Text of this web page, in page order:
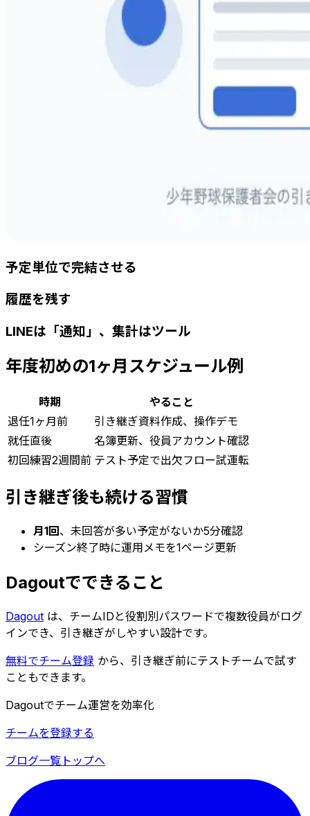
予定単位で完結させる
履歴を残す
LINEは「通知」、集計はツール
年度初めの1ヶ月スケジュール例
時期
やること
退任1ヶ月前
引き継ぎ資料作成、操作デモ
就任直後
名簿更新、役員アカウント確認
初回練習2週間前 テスト予定で出欠フロー試運転
引き継ぎ後も続ける習慣
月1回 、未回答が多い予定がないか5分確認
シーズン終了時に運用メモを1ページ更新
Dagoutでできること
Dagout は、チームIDと役割別パスワードで複数役員がログ
インでき、引き継ぎがしやすい設計です。
無料でチーム登録 から、引き継ぎ前にテストチームで試す
こともできます。
Dagoutでチーム運営を効率化
チームを登録する
ブログ一覧 トップへ